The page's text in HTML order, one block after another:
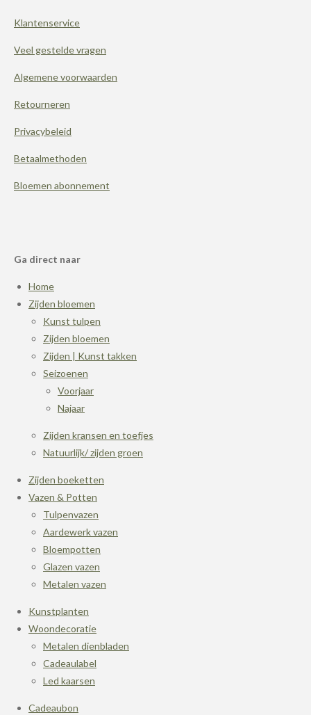
o
e
t
m
Klantenservice
Veel gestelde vragen
Algemene voorwaarden
Retourneren
Privacybeleid
Betaalmethoden
Bloemen abonnement
Ga direct naar
Home
Zijden bloemen
Kunst tulpen
Zijden bloemen
Zijden | Kunst takken
Seizoenen
Voorjaar
Najaar
Zijden kransen en toefjes
Natuurlijk/ zijden groen
Zijden boeketten
Vazen & Potten
Tulpenvazen
Aardewerk vazen
Bloempotten
Glazen vazen
Metalen vazen
Kunstplanten
Woondecoratie
Metalen dienbladen
Cadeaulabel
Led kaarsen
Cadeaubon